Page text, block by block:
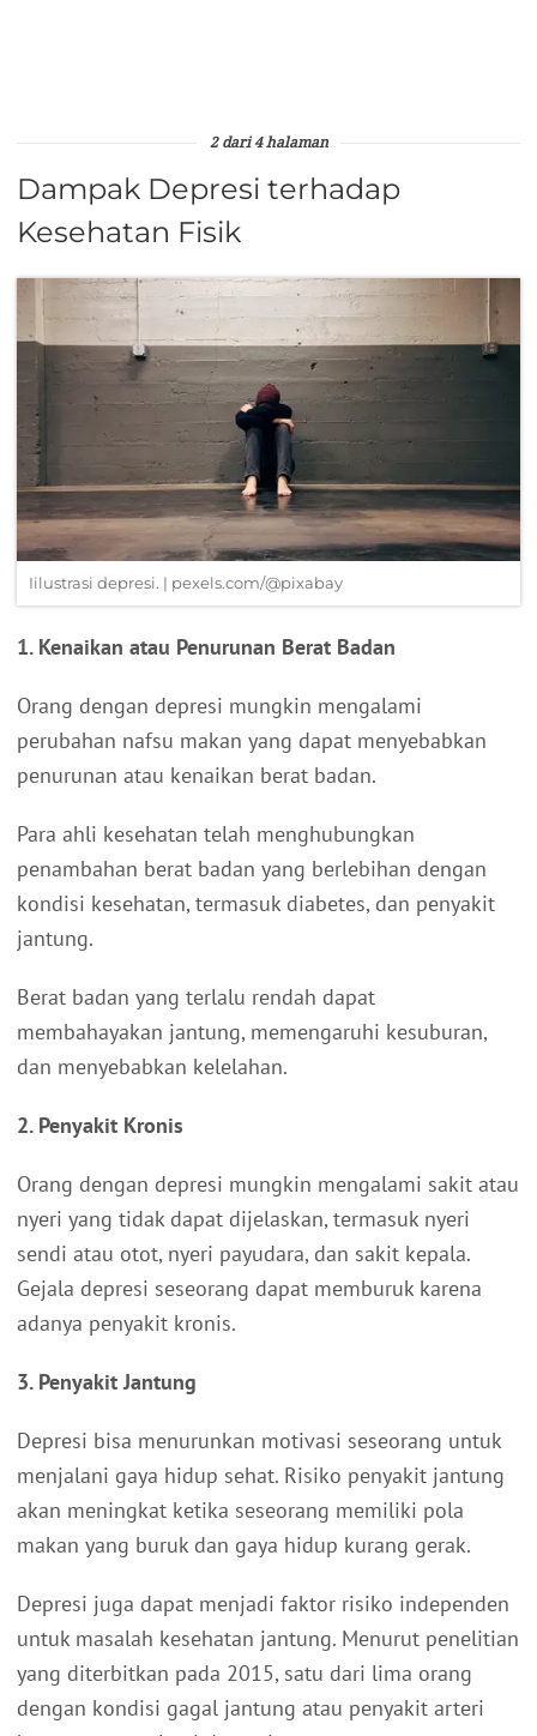
2 dari 4 halaman
Dampak Depresi terhadap
Kesehatan Fisik
Iilustrasi depresi. | pexels.com/@pixabay
1. Kenaikan atau Penurunan Berat Badan
Orang dengan depresi mungkin mengalami
perubahan nafsu makan yang dapat menyebabkan
penurunan atau kenaikan berat badan.
Para ahli kesehatan telah menghubungkan
penambahan berat badan yang berlebihan dengan
kondisi kesehatan, termasuk diabetes, dan penyakit
jantung.
Berat badan yang terlalu rendah dapat
membahayakan jantung, memengaruhi kesuburan,
dan menyebabkan kelelahan.
2. Penyakit Kronis
Orang dengan depresi mungkin mengalami sakit atau
nyeri yang tidak dapat dijelaskan, termasuk nyeri
sendi atau otot, nyeri payudara, dan sakit kepala.
Gejala depresi seseorang dapat memburuk karena
adanya penyakit kronis.
3. Penyakit Jantung
Depresi bisa menurunkan motivasi seseorang untuk
menjalani gaya hidup sehat. Risiko penyakit jantung
akan meningkat ketika seseorang memiliki pola
makan yang buruk dan gaya hidup kurang gerak.
Depresi juga dapat menjadi faktor risiko independen
untuk masalah kesehatan jantung. Menurut penelitian
yang diterbitkan pada 2015, satu dari lima orang
dengan kondisi gagal jantung atau penyakit arteri